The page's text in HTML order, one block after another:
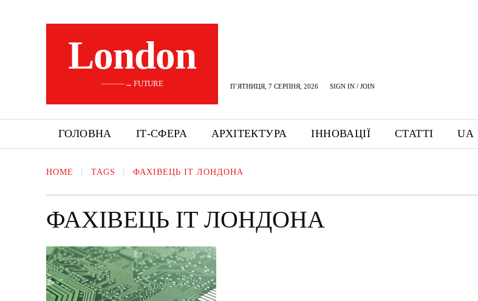
London
———→ FUTURE П’ЯТНИЦЯ, 7 СЕРПНЯ, 2026 SIGN IN / JOIN
ГОЛОВНА ІТ-СФЕРА АРХІТЕКТУРА ІННОВАЦІЇ СТАТТІ UA
HOME TAGS ФАХІВЕЦЬ ІТ ЛОНДОНА
ФАХІВЕЦЬ ІТ ЛОНДОНА